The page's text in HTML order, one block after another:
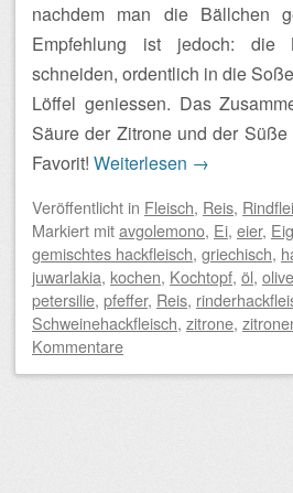
nachdem man die Bällchen
Empfehlung ist jedoch: die
schneiden, ordentlich in die
Löffel geniessen. Das
Säure der Zitrone und der
Favorit! Weiterlesen →
Veröffentlicht in Fleisch, Reis,
Markiert mitavgolemono, Ei, eier,
gemischtes hackfleisch, griechisch,
juwarlakia, kochen, Kochtopf, öl,
petersilie, pfeffer, Reis,
Schweinehackfleisch, zitrone,
Kommentare